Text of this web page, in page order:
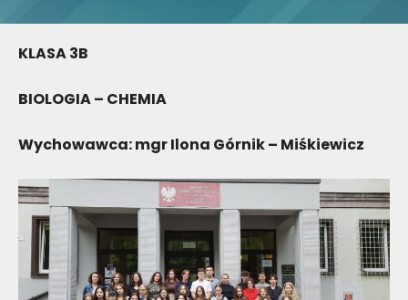
KLASA 3B
BIOLOGIA – CHEMIA
Wychowawca: mgr Ilona Górnik – Miśkiewicz